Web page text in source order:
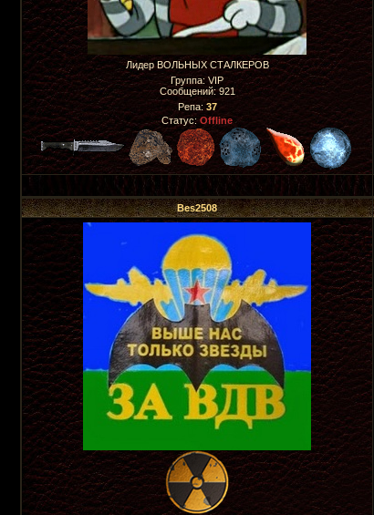
Лидер ВОЛЬНЫХ СТАЛКЕРОВ
Группа: VIP
Сообщений:921
Репа: 37
Статус:Offline
Bes2508